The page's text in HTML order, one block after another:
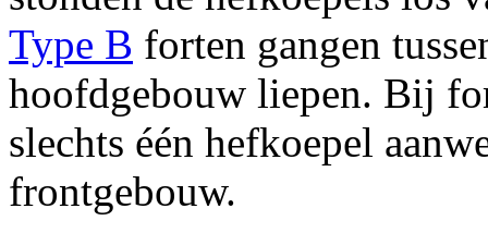
Type B forten gangen
hoofdgebouw liepen. Bij
slechts één hefkoepel
frontgebouw.